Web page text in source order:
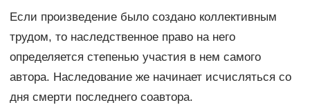
Если произведение было создано коллективным
трудом, то наследственное право на него
определяется степенью участия в нем самого
автора. Наследование же начинает исчисляться со
дня смерти последнего соавтора.